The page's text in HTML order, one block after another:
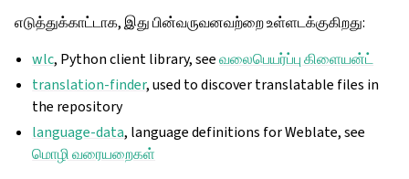
எடுத்துக்காட்டாக, இது பின்வருவனவற்றை உள்ளடக்குகிறது:
wlc, Python client library, seeவலைபெயர்ப்பு கிளையன்ட்
translation-finder, used to discover translatable files in
the repository
language-data, language definitions for Weblate, see
மொழி வரையறைகள்